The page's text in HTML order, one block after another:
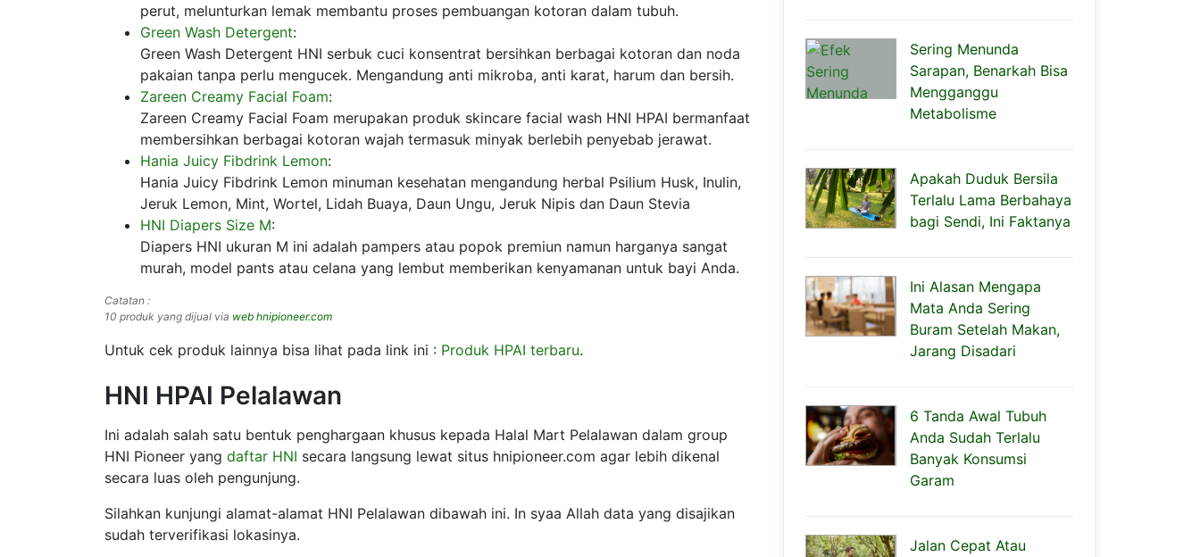
perut, melunturkan lemak membantu proses pembuangan kotoran dalam tubuh.
Green Wash Detergent:
Green Wash Detergent HNI serbuk cuci konsentrat bersihkan berbagai kotoran dan noda
pakaian tanpa perlu mengucek. Mengandung anti mikroba, anti karat, harum dan bersih.
Zareen Creamy Facial Foam:
Zareen Creamy Facial Foam merupakan produk skincare facial wash HNI HPAI bermanfaat
membersihkan berbagai kotoran wajah termasuk minyak berlebih penyebab jerawat.
Hania Juicy Fibdrink Lemon:
Hania Juicy Fibdrink Lemon minuman kesehatan mengandung herbal Psilium Husk, Inulin,
Jeruk Lemon, Mint, Wortel, Lidah Buaya, Daun Ungu, Jeruk Nipis dan Daun Stevia
HNI Diapers Size M:
Diapers HNI ukuran M ini adalah pampers atau popok premiun namun harganya sangat
murah, model pants atau celana yang lembut memberikan kenyamanan untuk bayi Anda.
Catatan :
10 produk yang dijual via web hnipioneer.com
Untuk cek produk lainnya bisa lihat pada link ini : Produk HPAI terbaru.
HNI HPAI Pelalawan
Ini adalah salah satu bentuk penghargaan khusus kepada Halal Mart Pelalawan dalam group
HNI Pioneer yang daftar HNI secara langsung lewat situs hnipioneer.com agar lebih dikenal
secara luas oleh pengunjung.
Silahkan kunjungi alamat-alamat HNI Pelalawan dibawah ini. In syaa Allah data yang disajikan
sudah terverifikasi lokasinya.
Sering Menunda
Sarapan, Benarkah Bisa
Mengganggu
Metabolisme
Apakah Duduk Bersila
Terlalu Lama Berbahaya
bagi Sendi, Ini Faktanya
Ini Alasan Mengapa
Mata Anda Sering
Buram Setelah Makan,
Jarang Disadari
6 Tanda Awal Tubuh
Anda Sudah Terlalu
Banyak Konsumsi
Garam
Jalan Cepat Atau